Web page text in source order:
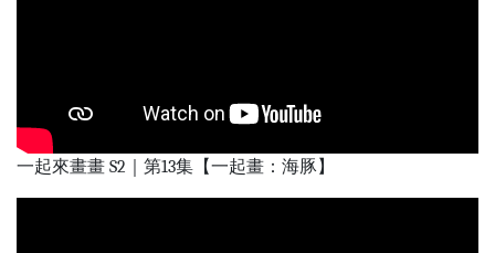
一起來畫畫 S2｜第13集【一起畫：海豚】